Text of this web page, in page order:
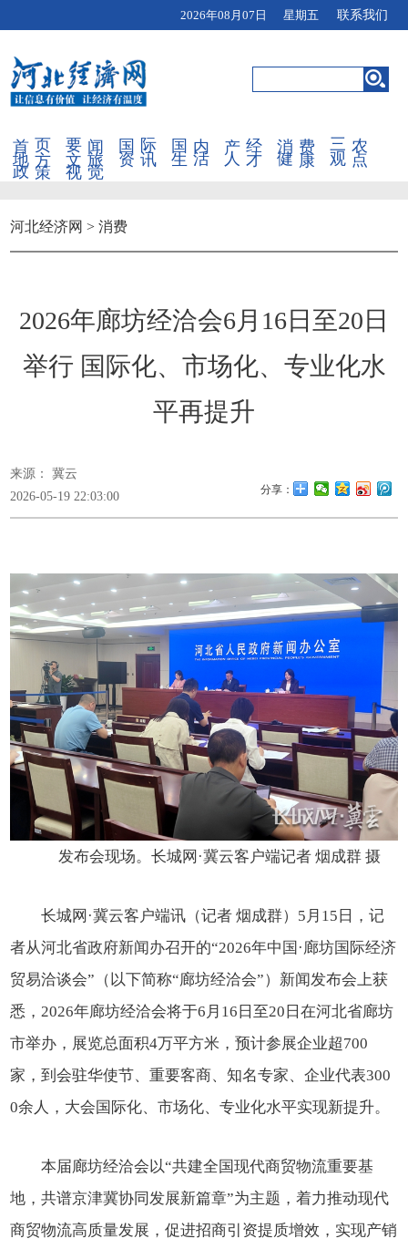
2026年08月07日 星期五 联系我们
地方 文旅 资讯 生活 人才 健康 观点
政策 视觉
河北经济网 >消费
2026年廊坊经洽会6月16日至20日
举行 国际化、市场化、专业化水
平再提升
来源： 冀云
2026-05-19 22:03:00
分享：
发布会现场。长城网·冀云客户端记者 烟成群 摄
长城网·冀云客户端讯（记者 烟成群）5月15日，记
者从河北省政府新闻办召开的“2026年中国·廊坊国际经济
贸易洽谈会”（以下简称“廊坊经洽会”）新闻发布会上获
悉，2026年廊坊经洽会将于6月16日至20日在河北省廊坊
市举办，展览总面积4万平方米，预计参展企业超700
家，到会驻华使节、重要客商、知名专家、企业代表300
0余人，大会国际化、市场化、专业化水平实现新提升。
本届廊坊经洽会以“共建全国现代商贸物流重要基
地，共谱京津冀协同发展新篇章”为主题，着力推动现代
商贸物流高质量发展，促进招商引资提质增效，实现产销